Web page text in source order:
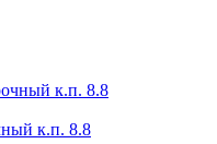
к.п. 8.8